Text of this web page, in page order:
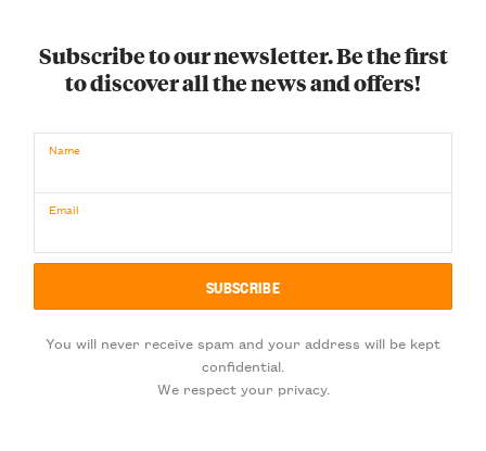
Subscribe to our newsletter. Be the first
to discover all the news and offers!
Name
Email
You will never receive spam and your address will be kept
confidential.
We respect your privacy.